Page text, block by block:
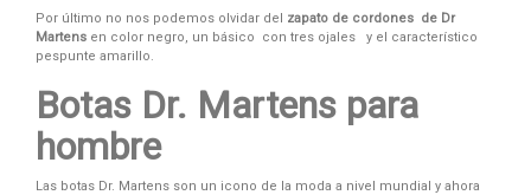
Por último no nos podemos olvidar del zapato de cordones de Dr
Martens en color negro, un básico con tres ojales y el característico
pespunte amarillo.
Botas Dr. Martens para
hombre
Las botas Dr. Martens son un icono de la moda a nivel mundial y ahora